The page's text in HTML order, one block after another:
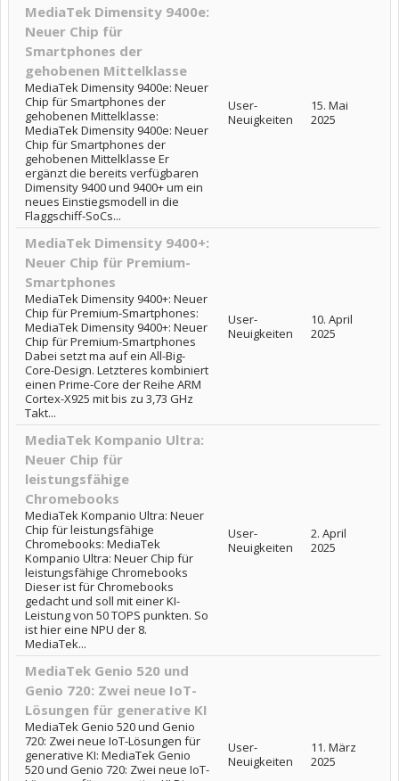
MediaTek Dimensity 9400e:
Neuer Chip für
Smartphones der
gehobenen Mittelklasse
MediaTek Dimensity 9400e: Neuer
Chip für Smartphones der
gehobenen Mittelklasse:
MediaTek Dimensity 9400e: Neuer
Chip für Smartphones der
gehobenen Mittelklasse Er
ergänzt die bereits verfügbaren
Dimensity 9400 und 9400+ um ein
neues Einstiegsmodell in die
Flaggschiff-SoCs...
User-
Neuigkeiten
15. Mai
2025
MediaTek Dimensity 9400+:
Neuer Chip für Premium-
Smartphones
MediaTek Dimensity 9400+: Neuer
Chip für Premium-Smartphones:
MediaTek Dimensity 9400+: Neuer
Chip für Premium-Smartphones
Dabei setzt ma auf ein All-Big-
Core-Design. Letzteres kombiniert
einen Prime-Core der Reihe ARM
Cortex-X925 mit bis zu 3,73 GHz
Takt...
User-
Neuigkeiten
10. April
2025
MediaTek Kompanio Ultra:
Neuer Chip für
leistungsfähige
Chromebooks
MediaTek Kompanio Ultra: Neuer
Chip für leistungsfähige
Chromebooks: MediaTek
Kompanio Ultra: Neuer Chip für
leistungsfähige Chromebooks
Dieser ist für Chromebooks
gedacht und soll mit einer KI-
Leistung von 50 TOPS punkten. So
ist hier eine NPU der 8.
MediaTek...
User-
Neuigkeiten
2. April
2025
MediaTek Genio 520 und
Genio 720: Zwei neue IoT-
Lösungen für generative KI
MediaTek Genio 520 und Genio
720: Zwei neue IoT-Lösungen für
generative KI: MediaTek Genio
520 und Genio 720: Zwei neue IoT-
User-
Neuigkeiten
11. März
2025